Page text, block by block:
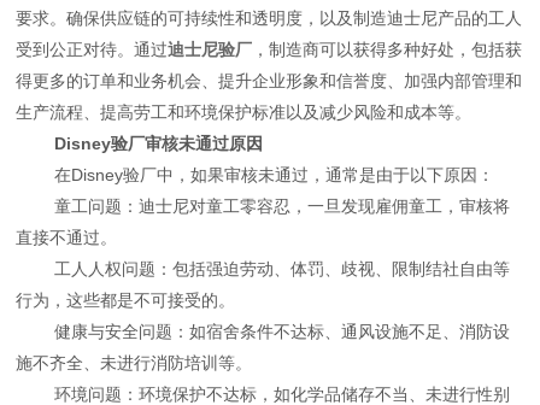
要求。确保供应链的可持续性和透明度，以及制造迪士尼产品的工人
受到公正对待。通过迪士尼验厂 ，制造商可以获得多种好处，包括获
得更多的订单和业务机会、提升企业形象和信誉度、加强内部管理和
生产流程、提高劳工和环境保护标准以及减少风险和成本等。
Disney验厂审核未通过原因
在Disney验厂中，如果审核未通过，通常是由于以下原因：
童工问题：迪士尼对童工零容忍，一旦发现雇佣童工，审核将
直接不通过。
工人人权问题：包括强迫劳动、体罚、歧视、限制结社自由等
行为，这些都是不可接受的。
健康与安全问题：如宿舍条件不达标、通风设施不足、消防设
施不齐全、未进行消防培训等。
环境问题：环境保护不达标，如化学品储存不当、未进行性别